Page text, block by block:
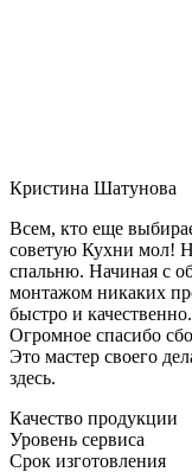
Кристина Шатунова
Всем, кто еще
советую Кухни мол!
спальню. Начиная с
монтажом никаких
быстро и
Огромное спасибо
Это мастер своего
здесь.
Качество продукции
Уровень сервиса
Срок изготовления